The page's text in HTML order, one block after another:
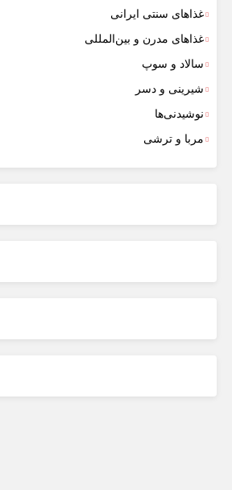
غذاهای سنتی ایرانی
غذاهای مدرن و بین‌المللی
سالاد و سوپ
شیرینی و دسر
نوشیدنی‌ها
مربا و ترشی